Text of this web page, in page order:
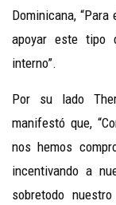
Dominicana,
apoyar este tipo
interno”.
Por su lado
manifestó que,
nos hemos
incentivando a
sobretodo